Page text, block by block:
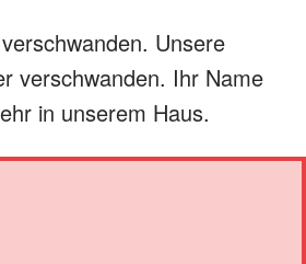
Unsere
verschwanden. Ihr Name
in unserem Haus.